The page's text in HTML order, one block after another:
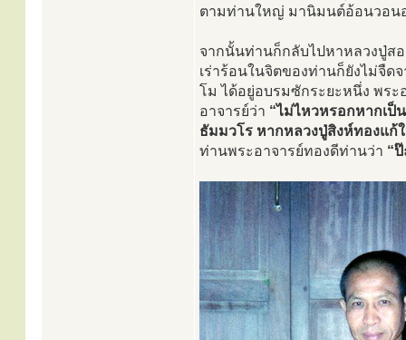
ตามท่านใหญ่ มานิมนต์อ้อนวอนอ
จากนั้นท่านก็กลับไปหาหลวงปู่ส
เร่าร้อนในจิตของท่านก็ยังไม่จืด
โม ได้อยู่อบรมซักระยะหนึ่ง พร
อาจารย์ว่า “ไม่ไหวหรอกหากเป็
ธัมมวโร หากหลวงปู่สิงห์ทองแ
ท่านพระอาจารย์ทองดีท่านว่า “